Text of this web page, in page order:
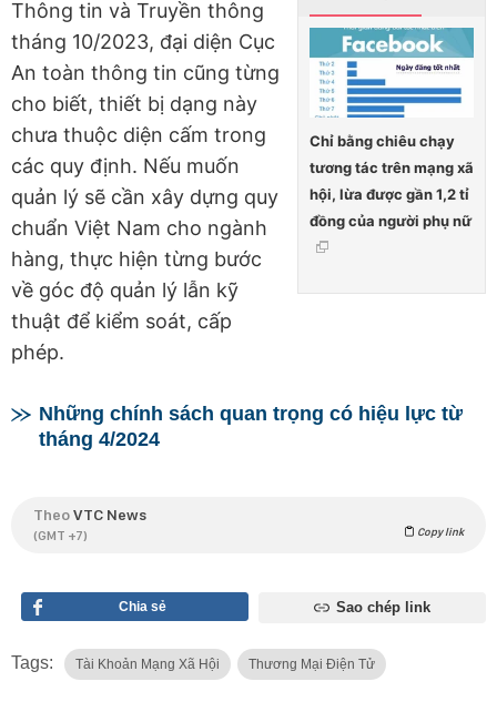
Chỉ bằng chiêu chạy
tương tác trên mạng xã
hội, lừa được gần 1,2 tỉ
đồng của người phụ nữ
Thông tin và Truyền thông
tháng 10/2023, đại diện Cục
An toàn thông tin cũng từng
cho biết, thiết bị dạng này
chưa thuộc diện cấm trong
các quy định. Nếu muốn
quản lý sẽ cần xây dựng quy
chuẩn Việt Nam cho ngành
hàng, thực hiện từng bước
về góc độ quản lý lẫn kỹ
thuật để kiểm soát, cấp
phép.
Những chính sách quan trọng có hiệu lực từ
tháng 4/2024
TheoVTC News
(GMT +7) Copy link
Chia sẻ Sao chép link
Tags: Tài Khoản Mạng Xã Hội Thương Mại Điện Tử